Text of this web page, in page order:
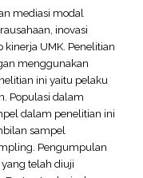
mediasi modal
inovasi
UMK. Penelitian
menggunakan
ini yaitu pelaku
Populasi dalam
dalam penelitian ini
sampel
Pengumpulan
telah diuji